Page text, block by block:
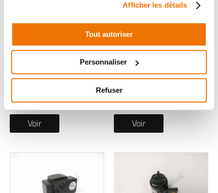
Afficher les détails
Tout autoriser
Personnaliser
Refuser
Relais de demarreur
occasion MBK CW 50
1 en stock
17,90 € TTC
Voir
Relais de demarreur
occasion APRILIA
CAPONORD 2014
1 en stock
28,90 € TTC
Voir